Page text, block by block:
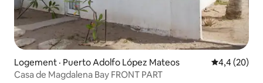
Logement · Puerto Adolfo López Mateos Note
4,4 (20)
Casa de Magdalena Bay FRONT PART